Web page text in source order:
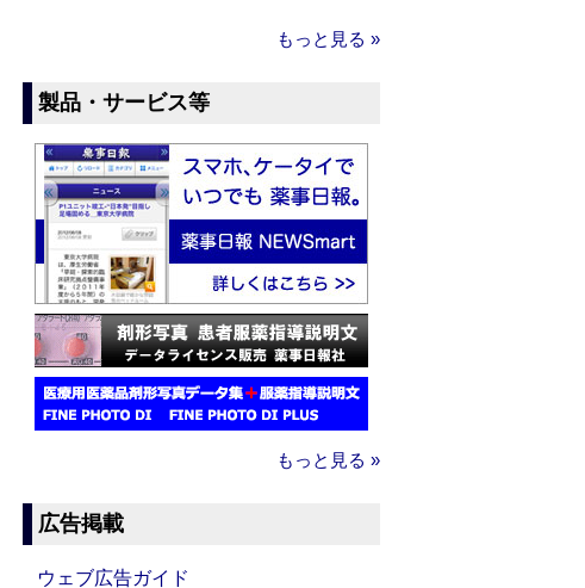
もっと見る »
製品・サービス等
もっと見る »
広告掲載
ウェブ広告ガイド